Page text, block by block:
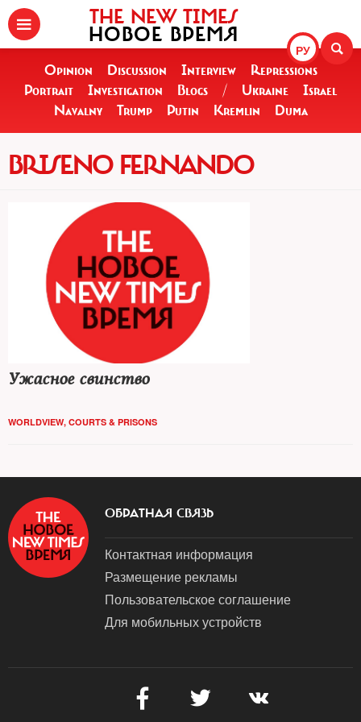
РУ
THE NEW TIMES
НОВОЕ ВРЕМЯ
Opinion Discussion Interview
Repressions
Portrait
Investigation Blogs / Ukraine
Israel
Navalny
Trump Putin Kremlin Duma
BRISENO FERNANDO
Ужасное свинство
WORLDVIEW, COURTS & PRISONS
ОБРАТНАЯ СВЯЗЬ
Контактная информация
Размещение рекламы
Пользовательское соглашение
Для мобильных устройств